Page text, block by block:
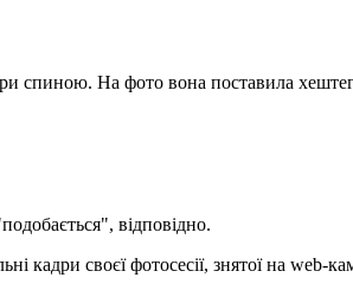
спиною. На фото вона поставила
відповідно.
кадри своєї фотосесії, знятої на web-